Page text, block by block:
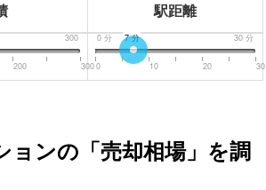
駅距離
300
200 300
0 分 30 分
7分
0 10 20 30
ョンの「売却相場」を調